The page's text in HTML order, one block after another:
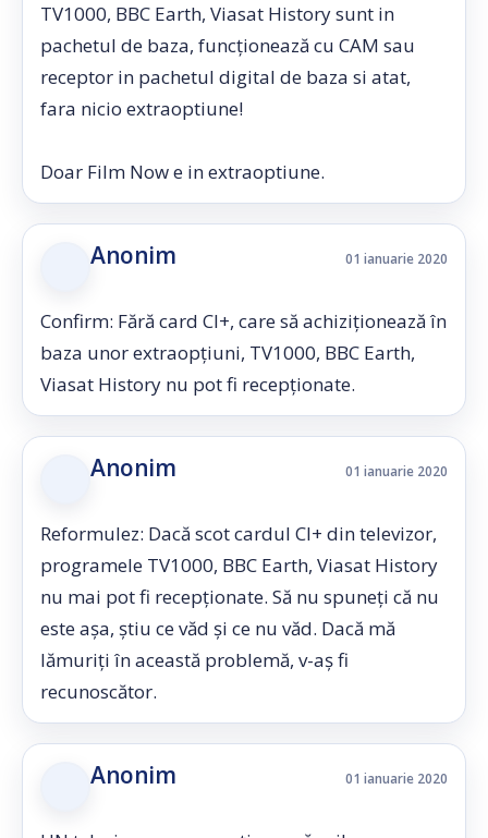
TV1000, BBC Earth, Viasat History sunt in
pachetul de baza, funcționează cu CAM sau
receptor in pachetul digital de baza si atat,
fara nicio extraoptiune!
Doar Film Now e in extraoptiune.
Anonim 01 ianuarie 2020
Confirm: Fără card CI+, care să achiziționează în
baza unor extraopțiuni, TV1000, BBC Earth,
Viasat History nu pot fi recepționate.
Anonim 01 ianuarie 2020
Reformulez: Dacă scot cardul CI+ din televizor,
programele TV1000, BBC Earth, Viasat History
nu mai pot fi recepționate. Să nu spuneți că nu
este așa, știu ce văd și ce nu văd. Dacă mă
lămuriți în această problemă, v-aș fi
recunoscător.
Anonim 01 ianuarie 2020